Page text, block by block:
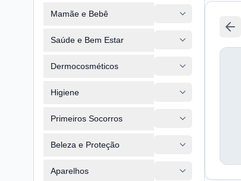
Mamãe e Bebê
Saúde e Bem Estar
Dermocosméticos
Higiene
Primeiros Socorros
Beleza e Proteção
Aparelhos